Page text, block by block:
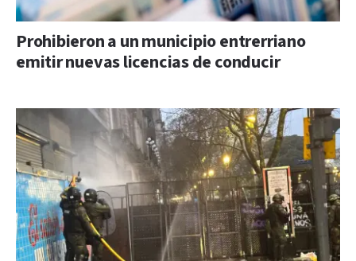
Prohibieron a un municipio entrerriano
emitir nuevas licencias de conducir